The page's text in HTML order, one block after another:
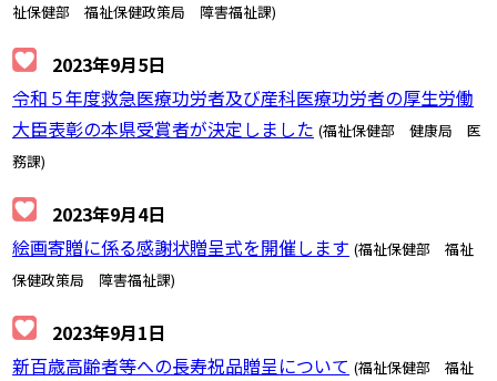
祉保健部 福祉保健政策局 障害福祉課)
2023年9月5日
令和５年度救急医療功労者及び産科医療功労者の厚生労働
大臣表彰の本県受賞者が決定しました (福祉保健部 健康局 医
務課)
2023年9月4日
絵画寄贈に係る感謝状贈呈式を開催します (福祉保健部 福祉
保健政策局 障害福祉課)
2023年9月1日
新百歳高齢者等への長寿祝品贈呈について (福祉保健部 福祉